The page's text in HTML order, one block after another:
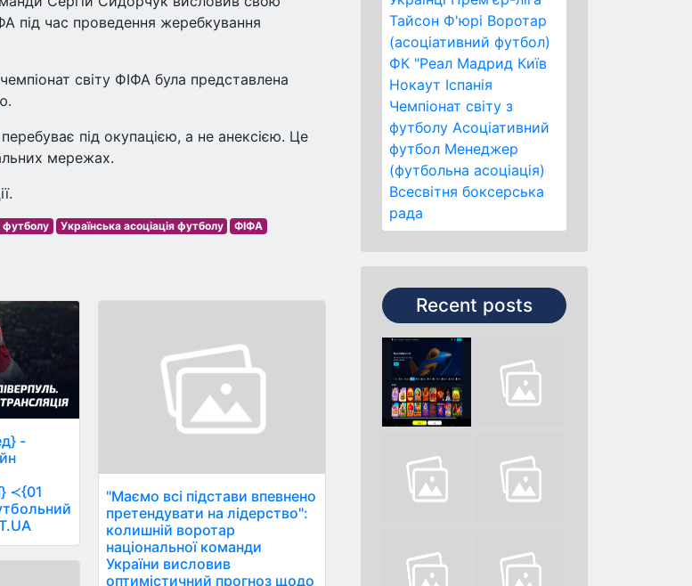
Тайсон Ф'юрі Воротар
(асоціативний футбол)
ФК "Реал Мадрид Київ
Нокаут Іспанія
Чемпіонат світу з
футболу Асоціативний
футбол Менеджер
(футбольна асоціація)
Всесвітня боксерська
рада
Recent posts
під час проведення жеребкування
світу ФІФА була представлена
під окупацією, а не анексією. Це
мережах.
футболу Українська асоціація футболу
ФІФА
-
≺{01
"Маємо всі підстави впевнено
претендувати на лідерство":
колишній воротар
національної команди
України висловив
оптимістичний прогноз щодо